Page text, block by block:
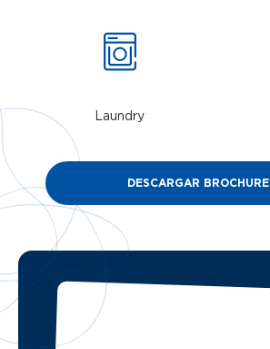
Laundry
DESCARGAR BROCHURE